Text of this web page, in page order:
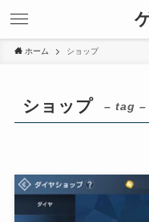
ホーム ショップ
ショップ – tag –